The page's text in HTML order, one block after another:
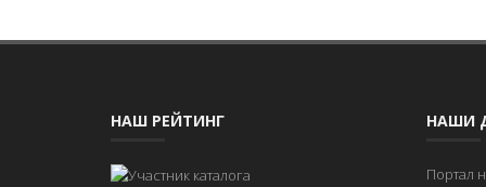
НАШ РЕЙТИНГ НАШИ
Портал